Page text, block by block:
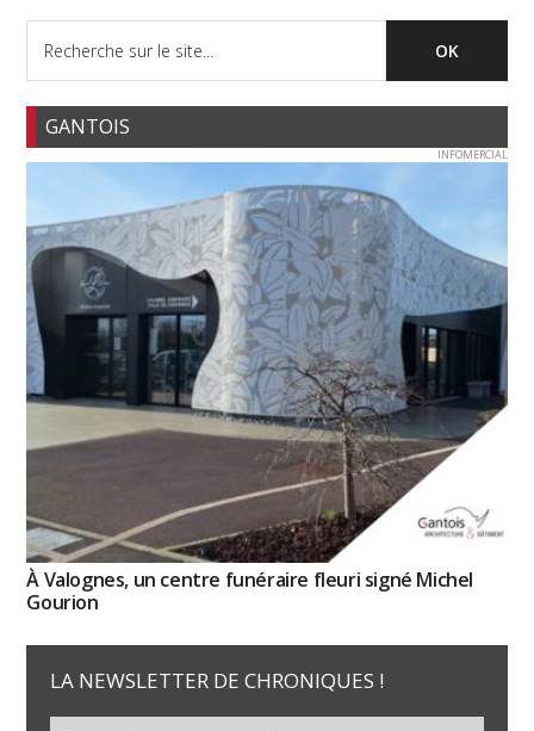
GANTOIS
INFOMERCIAL
À Valognes, un centre funéraire fleuri signé Michel
Gourion
LA NEWSLETTER DE CHRONIQUES !